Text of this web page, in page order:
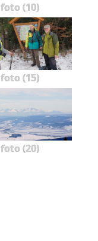
foto (10)
foto (15)
foto (20)